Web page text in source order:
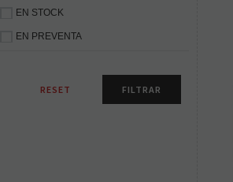
EN STOCK
EN PREVENTA